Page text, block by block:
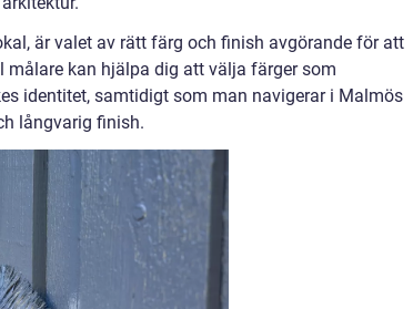
är valet av rätt färg och finish avgörande för att
kan hjälpa dig att välja färger som
identitet, samtidigt som man navigerar i Malmös
långvarig finish.